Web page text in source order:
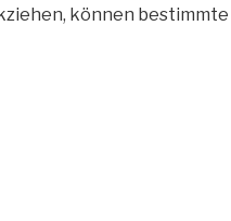
können